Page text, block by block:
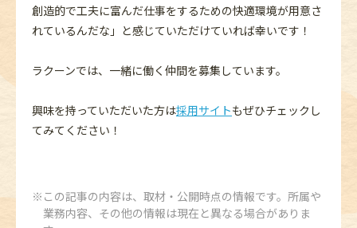
創造的で工夫に富んだ仕事をするための快適環境が用意さ
れているんだな」と感じていただけていれば幸いです！
ラクーンでは、一緒に働く仲間を募集しています。
興味を持っていただいた方は採用サイトもぜひチェックし
てみてください！
この記事の内容は、取材・公開時点の情報です。所属や
業務内容、その他の情報は現在と異なる場合がありま